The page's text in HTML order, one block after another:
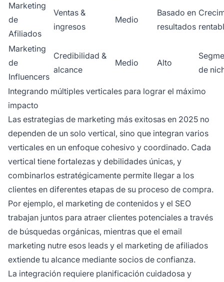
Marketing
de
Afiliados
Ventas &
ingresos
Medio
Basado en
resultados
Marketing
de
Influencers
Credibilidad &
alcance
Medio Alto
de
Integrando múltiples verticales para lograr el máximo
impacto
Las estrategias de marketing más exitosas en 2025 no
dependen de un solo vertical, sino que integran varios
verticales en un enfoque cohesivo y coordinado. Cada
vertical tiene fortalezas y debilidades únicas, y
combinarlos estratégicamente permite llegar a los
clientes en diferentes etapas de su proceso de compra.
Por ejemplo, el marketing de contenidos y el SEO
trabajan juntos para atraer clientes potenciales a través
de búsquedas orgánicas, mientras que el email
marketing nutre esos leads y el marketing de afiliados
extiende tu alcance mediante socios de confianza.
La integración requiere planificación cuidadosa y